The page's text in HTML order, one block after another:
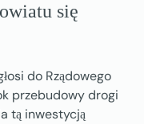
się
do Rządowego
przebudowy drogi
tą inwestycją